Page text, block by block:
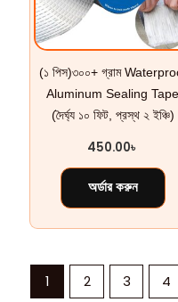
(১ পিস)৩০০+ গ্রাম
Aluminum Sealing Tape
(দৈর্ঘ্য ১০ ফিট, প্রস্থ ২ ইঞ্চি)
450.00৳
অর্ডার করুন
1 2 3 4